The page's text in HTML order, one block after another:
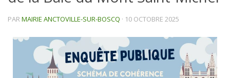
PARMAIRIE ANCTOVILLE-SUR-BOSCQ · 10 OCTOBRE 2025